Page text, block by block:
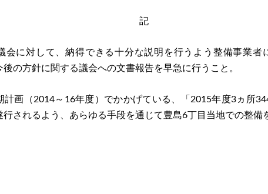
記
会に対して、納得できる十分な説明を行うよう整備事業者
の方針に関する議会への文書報告を早急に行うこと。
計画（2014～16年度）でかかげている、「2015年度3ヵ所
行されるよう、あらゆる手段を通じて豊島6丁目当地での整備